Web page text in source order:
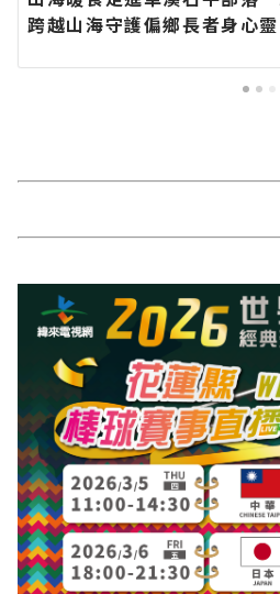
跨越山海守護偏鄉長者身心
速的今日新聞報導 最新的在